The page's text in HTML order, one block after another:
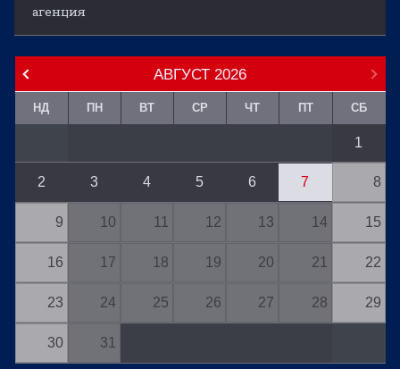
агенция
АВГУСТ 2026
НД ПН ВТ СР ЧТ ПТ СБ
1
2 3 4 5 6 7 8
9 10 11 12 13 14 15
16 17 18 19 20 21 22
23 24 25 26 27 28 29
30 31